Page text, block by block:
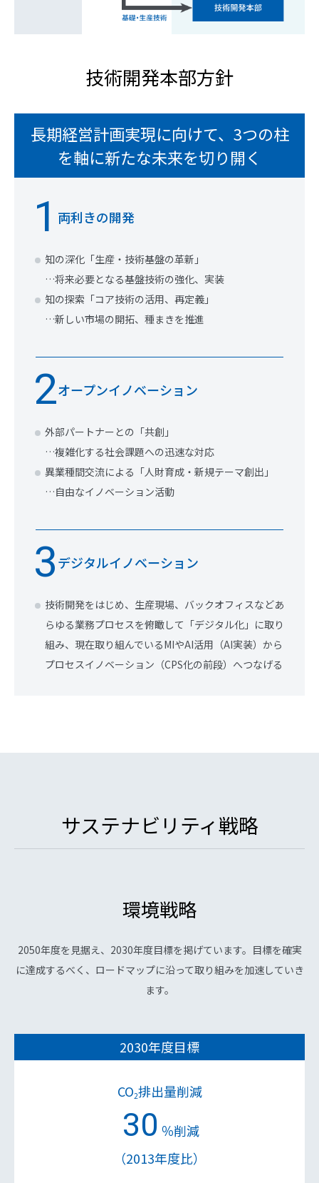
技術開発本部方針
長期経営計画実現に向けて、3つの柱
を軸に新たな未来を切り開く
1 両利きの開発
知の深化「生産・技術基盤の革新」
…将来必要となる基盤技術の強化、実装
知の探索「コア技術の活用、再定義」
…新しい市場の開拓、種まきを推進
2オープンイノベーション
外部パートナーとの「共創」
…複雑化する社会課題への迅速な対応
異業種間交流による「人財育成・新規テーマ創出」
…自由なイノベーション活動
3デジタルイノベーション
技術開発をはじめ、生産現場、バックオフィスなどあ
らゆる業務プロセスを俯瞰して「デジタル化」に取り
組み、現在取り組んでいるMIやAI活用（AI実装）から
プロセスイノベーション（CPS化の前段）へつなげる
サステナビリティ戦略
環境戦略
2050年度を見据え、2030年度目標を掲げています。目標を確実
に達成するべく、ロードマップに沿って取り組みを加速していき
ます。
2030年度目標
CO2排出量削減
30 ％削減
（2013年度比）